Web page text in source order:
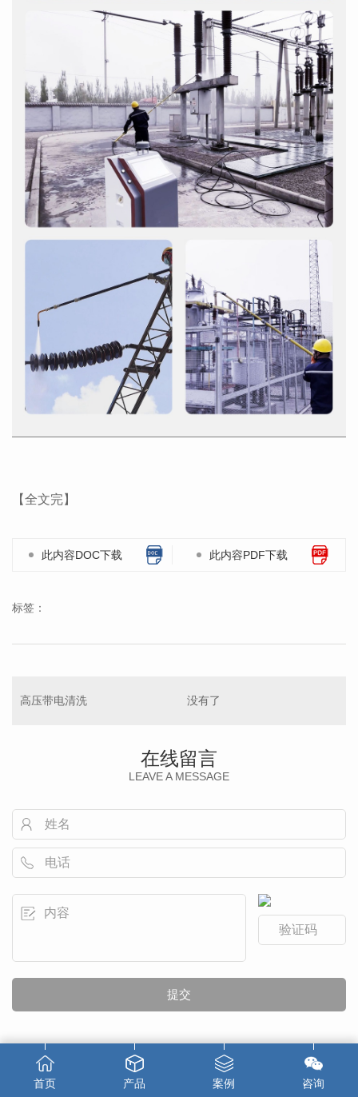
【全文完】
此内容DOC下载 此内容PDF下载
标签：
高压带电清洗 没有了
在线留言
LEAVE A MESSAGE
首页 产品 案例 咨询